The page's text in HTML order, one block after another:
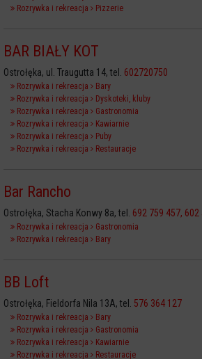
Rozrywka i rekreacja
Pizzerie
BAR BIAŁY KOT
Ostrołęka, ul. Traugutta 14, tel. 602720750
Rozrywka i rekreacja
Bary
Rozrywka i rekreacja
Dyskoteki, kluby
Rozrywka i rekreacja
Gastronomia
Rozrywka i rekreacja
Kawiarnie
Rozrywka i rekreacja
Puby
Rozrywka i rekreacja
Restauracje
Bar Rancho
Ostrołęka, Stacha Konwy 8a, tel. 692 759 457, 602
Rozrywka i rekreacja
Gastronomia
Rozrywka i rekreacja
Bary
BB Loft
Ostrołęka, Fieldorfa Nila 13A, tel. 576 364 127
Rozrywka i rekreacja
Bary
Rozrywka i rekreacja
Gastronomia
Rozrywka i rekreacja
Kawiarnie
Rozrywka i rekreacja
Restauracje